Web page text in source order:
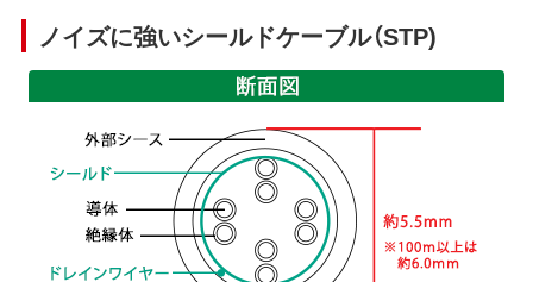
ノイズに強いシールドケーブル（STP)